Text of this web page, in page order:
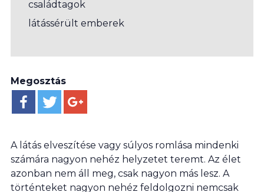
családtagok
látássérült emberek
Megosztás
A látás elveszítése vagy súlyos romlása mindenki
számára nagyon nehéz helyzetet teremt. Az élet
azonban nem áll meg, csak nagyon más lesz. A
történteket nagyon nehéz feldolgozni nemcsak